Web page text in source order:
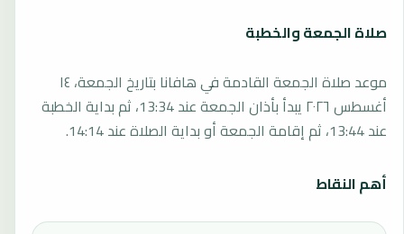
صلاة الجمعة والخطبة
موعد صلاة الجمعة القادمة في هافانا بتاريخ الجمعة، ١٤
أغسطس ٢٠٢٦ يبدأ بأذان الجمعة عند 13:34، ثم بداية الخطبة
عند 13:44، ثم إقامة الجمعة أو بداية الصلاة عند 14:14.
أهم النقاط